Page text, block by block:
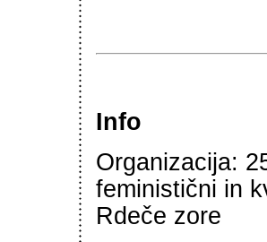
Info
Organizacija:
feministični in
Rdeče zore